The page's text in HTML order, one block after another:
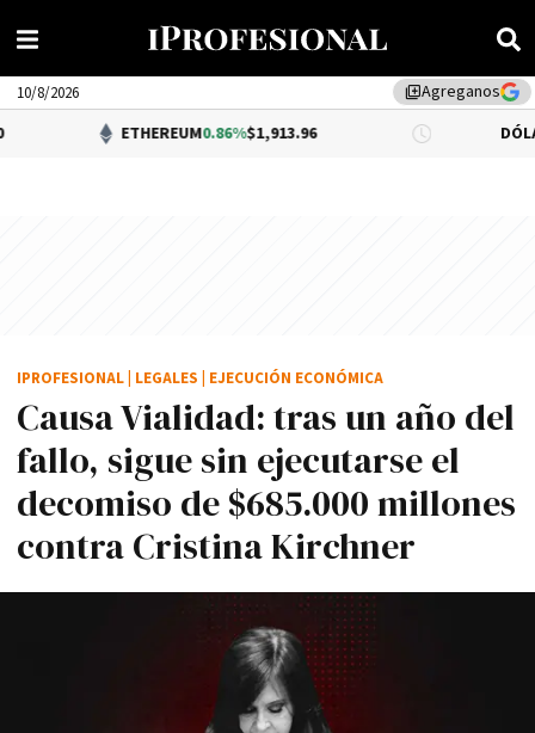
library_addAgreganos
10/8/2026
ETHEREUM0.86%$1,913.96 DÓLAR BNA 0.34%
Causa Vialidad: tras un año del
fallo, sigue sin ejecutarse el
decomiso de $685.000 millones
contra Cristina Kirchner
IPROFESIONAL LEGALES EJECUCIÓN ECONÓMICA